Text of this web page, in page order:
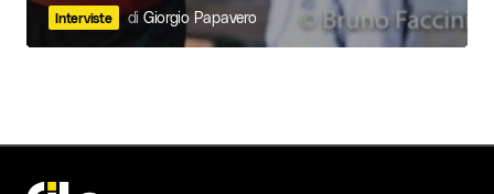
Interviste di Giorgio Papavero